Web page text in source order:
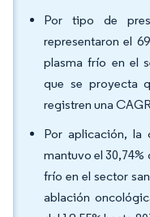
Por tipo de
representaron el
plasma frío en el
que se proyecta
registren una
Por aplicación, la
mantuvo el
frío en el sector
ablación